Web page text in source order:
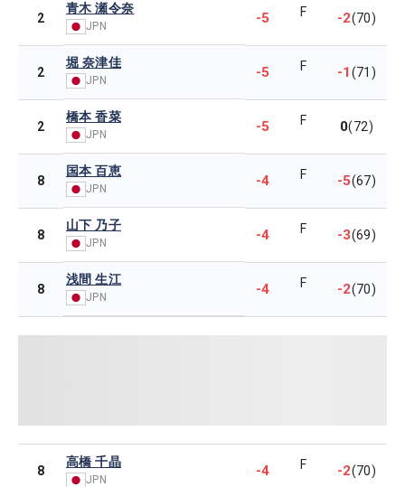
2
青木 瀬令奈
JPN -5 F -2(70)
2
堀 奈津佳
JPN -5 F -1(71)
2
橋本 香菜
JPN -5 F 0(72)
8
国本 百恵
JPN -4 F -5(67)
8
山下 乃子
JPN -4 F -3(69)
8
浅間 生江
JPN -4 F -2(70)
8
高橋 千晶
JPN
-4 F -2(70)